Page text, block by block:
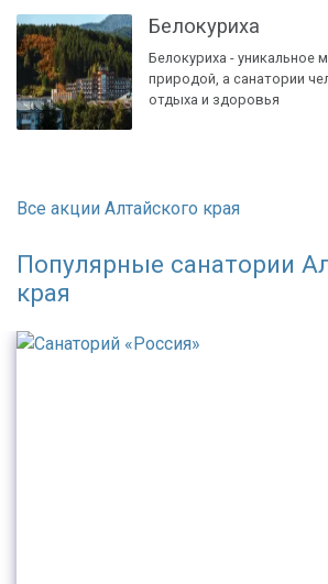
Белокуриха
Белокуриха - уникальное
природой, а санатории
отдыха и здоровья
Все акции Алтайского края
Популярные санатории
края